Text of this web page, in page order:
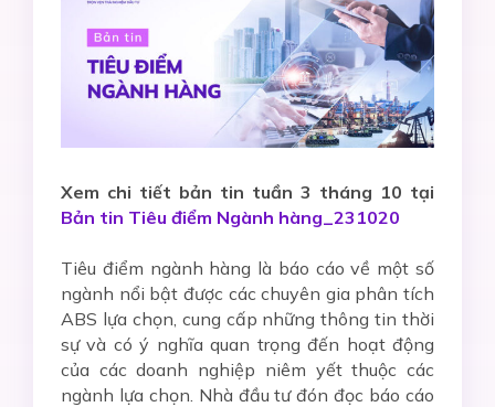
Xem chi tiết bản tin tuần 3 tháng 10 tại
Bản tin Tiêu điểm Ngành hàng_231020
Tiêu điểm ngành hàng là báo cáo về một số
ngành nổi bật được các chuyên gia phân tích
ABS lựa chọn, cung cấp những thông tin thời
sự và có ý nghĩa quan trọng đến hoạt động
của các doanh nghiệp niêm yết thuộc các
ngành lựa chọn. Nhà đầu tư đón đọc báo cáo